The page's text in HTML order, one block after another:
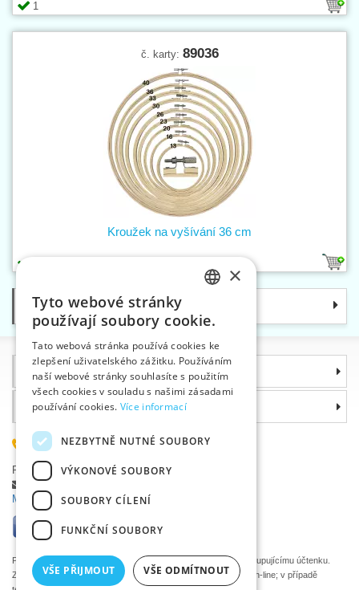
1
č. karty: 89036
Kroužek na vyšívání 36 cm
Kategorie
Informace
Proč si zvolit právě nás
585 051 217
Plzeňská 868, 783 91 Uničov, Česká republika
Položit dotaz
Máte problémy s přihlášením ?
Podle zákona o evidenci tržeb je prodávající povinen vystavit kupujícímu účtenku.
Zároveň je povinen zaevidovat přijatou tržbu u správce daně on-line; v případě
ENGLISH
GERMAN
×
Tyto webové stránky
používají soubory cookie.
Tato webová stránka používá cookies ke
zlepšení uživatelského zážitku. Používáním
naší webové stránky souhlasíte s použitím
všech cookies v souladu s našimi zásadami
používání cookies. Více informací
NEZBYTNĚ NUTNÉ SOUBORY
VÝKONOVÉ SOUBORY
SOUBORY CÍLENÍ
FUNKČNÍ SOUBORY
VŠE PŘIJMOUT VŠE ODMÍTNOUT